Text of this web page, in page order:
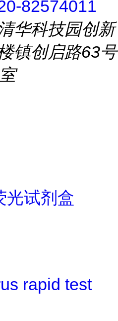
82574011
华科技园创新
镇创启路63号
光试剂盒
rapid test